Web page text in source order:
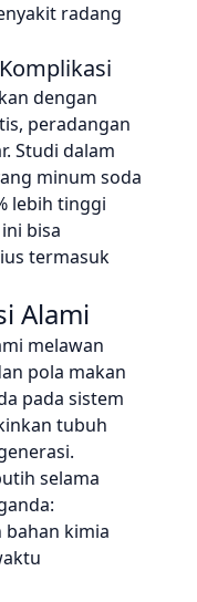
radang
dengan
peradangan
Studi dalam
minum soda
lebih tinggi
bisa
termasuk
Alami
melawan
pola makan
pada sistem
tubuh
selama
kimia